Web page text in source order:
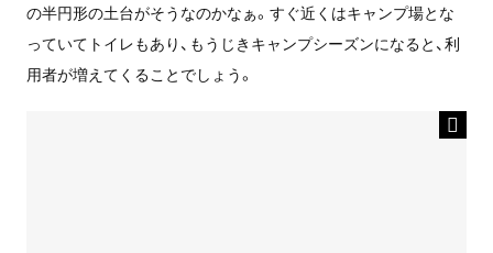
の半円形の土台がそうなのかなぁ。すぐ近くはキャンプ場とな
っていてトイレもあり、もうじきキャンプシーズンになると、利
用者が増えてくることでしょう。